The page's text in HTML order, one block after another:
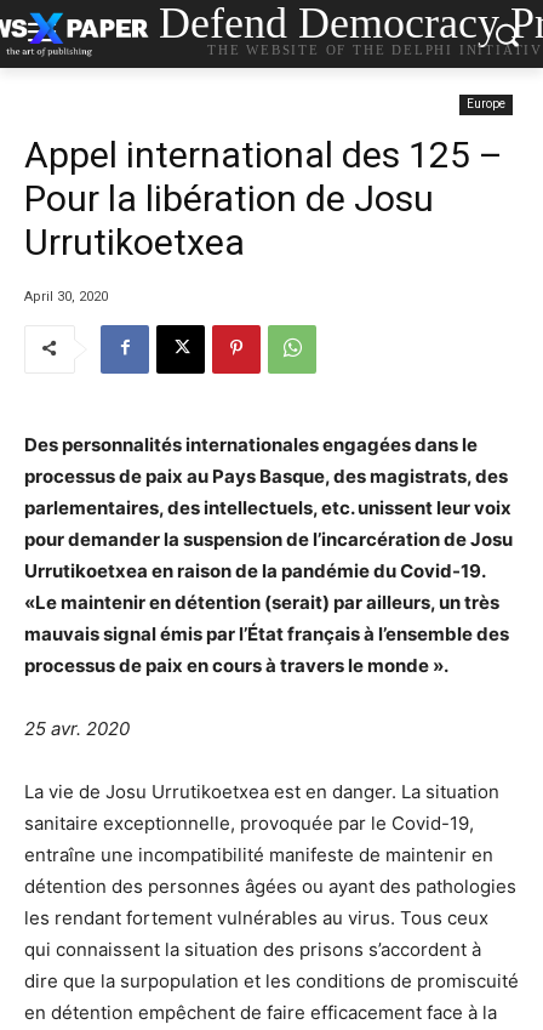
Defend Democracy
THE WEBSITE OF THE DELPHI
Europe
Appel international des 125 –
Pour la libération de Josu
Urrutikoetxea
April 30, 2020
Des personnalités internationales engagées dans le
processus de paix au Pays Basque, des magistrats, des
parlementaires, des intellectuels, etc. unissent leur voix
pour demander la suspension de l’incarcération de Josu
Urrutikoetxea en raison de la pandémie du Covid-19.
«Le maintenir en détention (serait) par ailleurs, un très
mauvais signal émis par l’État français à l’ensemble des
processus de paix en cours à travers le monde ».
25 avr. 2020
La vie de Josu Urrutikoetxea est en danger. La situation
sanitaire exceptionnelle, provoquée par le Covid-19,
entraîne une incompatibilité manifeste de maintenir en
détention des personnes âgées ou ayant des pathologies
les rendant fortement vulnérables au virus. Tous ceux
qui connaissent la situation des prisons s’accordent à
dire que la surpopulation et les conditions de promiscuité
en détention empêchent de faire efficacement face à la